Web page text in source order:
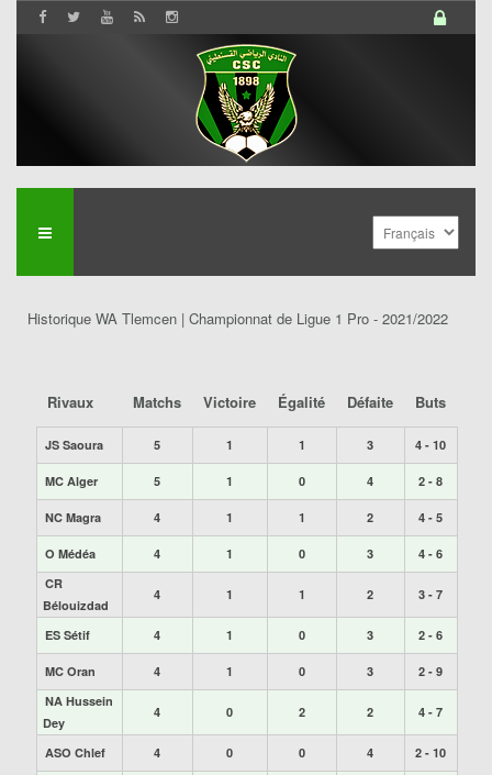
Historique WA Tlemcen | Championnat de Ligue 1 Pro - 2021/2022
Rivaux Matchs Victoire Égalité Défaite Buts
JS Saoura 5 1 1 3 4 - 10
MC Alger 5 1 0 4 2 - 8
NC Magra 4 1 1 2 4 - 5
O Médéa 4 1 0 3
4 - 6
CR
Bélouizdad
4 1 1 2 3 - 7
ES Sétif 4 1 0 3 2 - 6
MC Oran 4 1 0 3
2 - 9
NA Hussein
Dey
4 0 2 2 4 - 7
ASO Chlef 4 0 0 4 2 - 10